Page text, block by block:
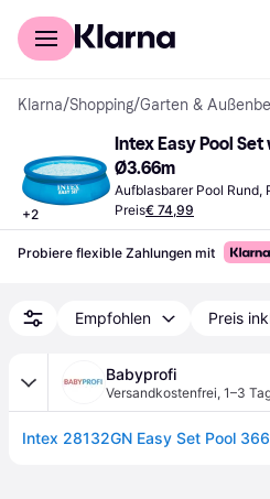
Für Shopper
Klarna/Shopping/Garten &
+2
Intex Easy Pool Set
Ø3.66m
Aufblasbarer Pool Rund,
Preis€ 74,99
Probiere flexible Zahlungen mit
Empfohlen Preis
Babyprofi
Versandkostenfrei, 1–3